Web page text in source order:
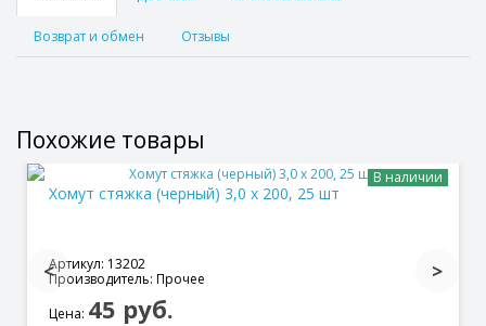
Возврат и обмен Отзывы
Похожие товары
Хомут стяжка (черный) 3,0 х 200, 25 шт
В наличии
Артикул: 13202
Производитель: Прочее
Цена: 45 руб.